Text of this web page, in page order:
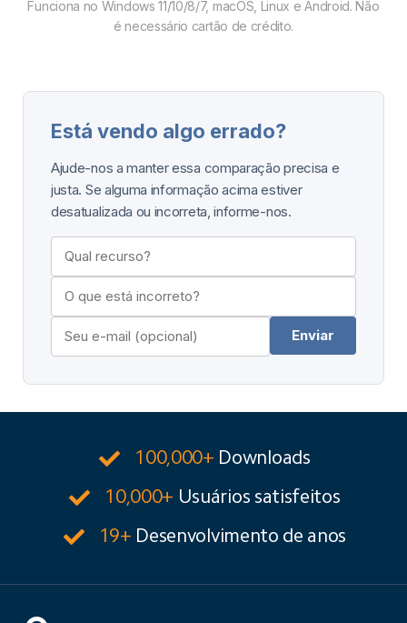
Funciona no Windows 11/10/8/7, macOS, Linux e Android. Não
é necessário cartão de crédito.
Está vendo algo errado?
Ajude-nos a manter essa comparação precisa e
justa. Se alguma informação acima estiver
desatualizada ou incorreta, informe-nos.
Enviar
100,000+ Downloads
10,000+ Usuários satisfeitos
19+ Desenvolvimento de anos